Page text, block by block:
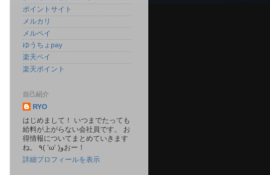
ポイントサイト
メルカリ
メルペイ
ゆうちょpay
楽天ペイ
楽天ポイント
自己紹介
RYO
はじめまして！ いつまでたっても
給料が上がらない会社員です。 お
得情報についてまとめていきます
ね。 ٩( 'ω' )وおー！
詳細プロフィールを表示